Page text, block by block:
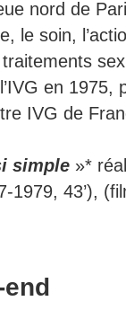
nord de
le soin,
en
IVG de
simple »*
1979, 43’),